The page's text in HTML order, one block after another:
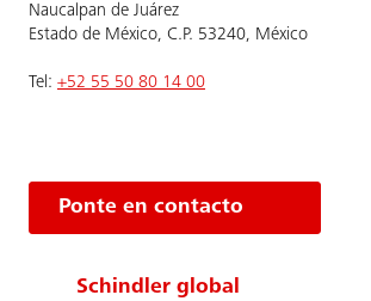
Naucalpan de Juárez
Estado de México, C.P. 53240, México
Tel: +52 55 50 80 14 00
Ponte en contacto
Schindler global